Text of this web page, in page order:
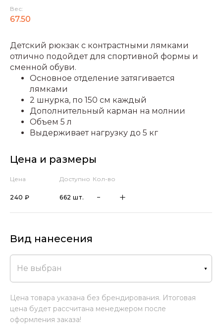
Вес:
67.50
Детский рюкзак с контрастными лямками
отлично подойдет для спортивной формы и
сменной обуви.
Основное отделение затягивается
лямками
2 шнурка, по 150 см каждый
Дополнительный карман на молнии
Объем 5 л
Выдерживает нагрузку до 5 кг
Цена и размеры
Цена Доступно Кол-во
240 ₽ 662 шт.
Вид нанесения
Не выбран
Цена товара указана без брендирования. Итоговая
цена будет рассчитана менеджером после
оформления заказа!